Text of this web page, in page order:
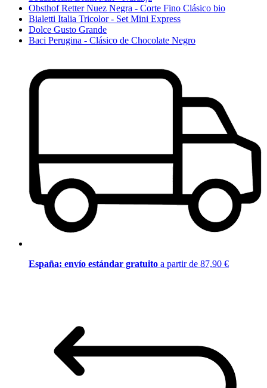
Obsthof Retter Nuez Negra - Corte Fino Clásico bio
Bialetti Italia Tricolor - Set Mini Express
Dolce Gusto Grande
Baci Perugina - Clásico de Chocolate Negro
España: envío estándar gratuito a partir de 87,90 €